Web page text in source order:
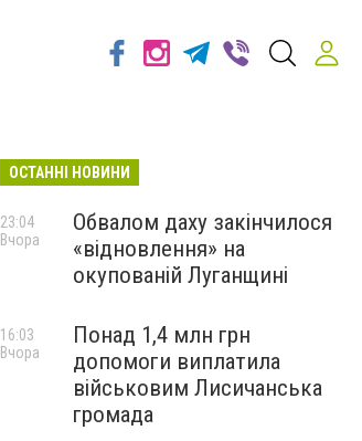
ОСТАННІ НОВИНИ
Обвалом даху закінчилося
«відновлення» на
окупованій Луганщині
23:04
Вчора
Понад 1,4 млн грн
допомоги виплатила
військовим Лисичанська
громада
16:03
Вчора